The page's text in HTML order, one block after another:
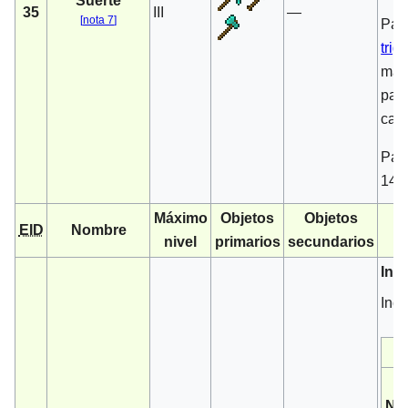
35 [nota 7] —
EID Nombre
Máximo
nivel
Objetos
primarios
Objetos
secundarios